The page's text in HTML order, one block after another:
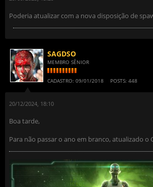
Poderia atualizar com a nova disposição de
SAGDSO
MEMBRO SÊNIOR
CADASTRO: 09/01/2018 POSTS: 448
20/12/2024, 18:10
Boa tarde,
Para não passar o ano em branco, atualizado o